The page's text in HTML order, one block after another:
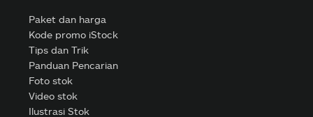
Paket dan harga
Kode promo iStock
Tips dan Trik
Panduan Pencarian
Foto stok
Video stok
Ilustrasi Stok